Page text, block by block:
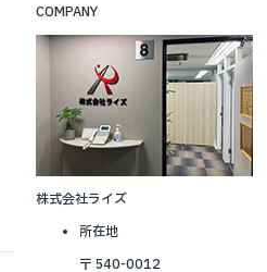
COMPANY
株式会社ライズ
所在地
〒 540-0012